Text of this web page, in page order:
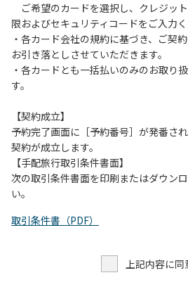
【注意事項】
当キャンプ場のそばを流れる歴舟川
時間で増水し、川原で遊んでいると
すく、過去にも増水により人が流さ
（１）川原にテントやタープを張らな
（２）雨が降ったときは川原で遊ば
（３）カムイコタン公園キャンプ場
流で雨が降り急に増水することがあ
し、濁り始めたときには直ちに川原
（４）キャンプ場の管理者や地元住
ご希望のカードを選択し、クレジッ
限およびセキュリティコードをご入力く
・各カード会社の規約に基づき、ご契
お引き落としさせていただきます。
・各カードとも一括払いのみのお取り
す。
【契約成立】
予約完了画面に［予約番号］が発番さ
契約が成立します。
【手配旅行取引条件書面】
次の取引条件書面を印刷またはダウン
い。
取引条件書（PDF）
上記内容に同